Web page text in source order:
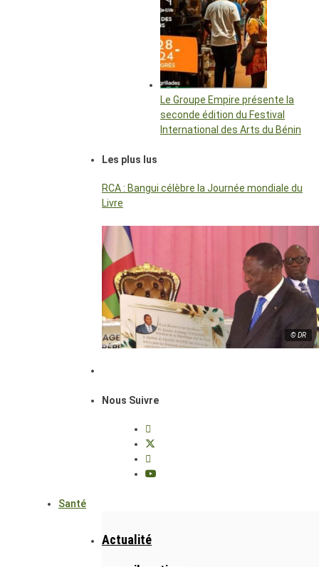
Le Groupe Empire présente la
seconde édition du Festival
International des Arts du Bénin
Les plus lus
RCA : Bangui célèbre la Journée mondiale du
Livre
© DR
Nous Suivre
Santé
Actualité